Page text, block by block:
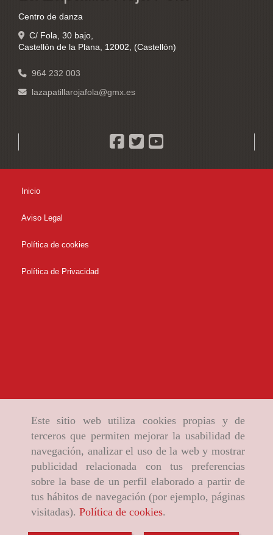
Este sitio web utiliza cookies propias y de
terceros que permiten mejorar la usabilidad de
navegación, analizar el uso de la web y mostrar
publicidad relacionada con tus preferencias
sobre la base de un perfil elaborado a partir de
tus hábitos de navegación (por ejemplo, páginas
visitadas). Política de cookies.
Centro de danza
C/ Fola, 30 bajo,
Castellón de la Plana
12002 (Castellón)
964 232 003
lazapatillarojafola gmx.es
Inicio
Aviso Legal
Política de cookies
Política de Privacidad